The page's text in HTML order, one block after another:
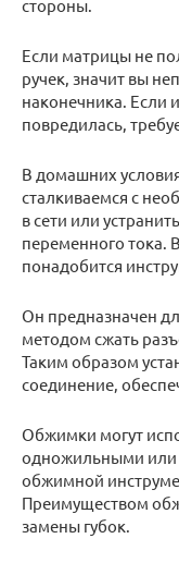
стороны.
Если матрицы не
ручек, значит вы
наконечника. Если
повредилась,
В домашних
сталкиваемся с
в сети или
переменного тока.
понадобится
Он предназначен
методом сжать
Таким образом
соединение,
Обжимки могут
одножильными или
обжимной
Преимуществом
замены губок.